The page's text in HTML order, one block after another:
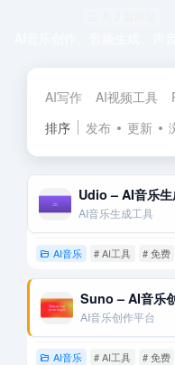
AI写作 AI视频工具
排序
发布 更新
Udio – AI音乐生
AI音乐生成工具
AI音乐 # AI工具 # 免费
Suno – AI音乐
AI音乐创作平台
AI音乐 # AI工具 # 免费